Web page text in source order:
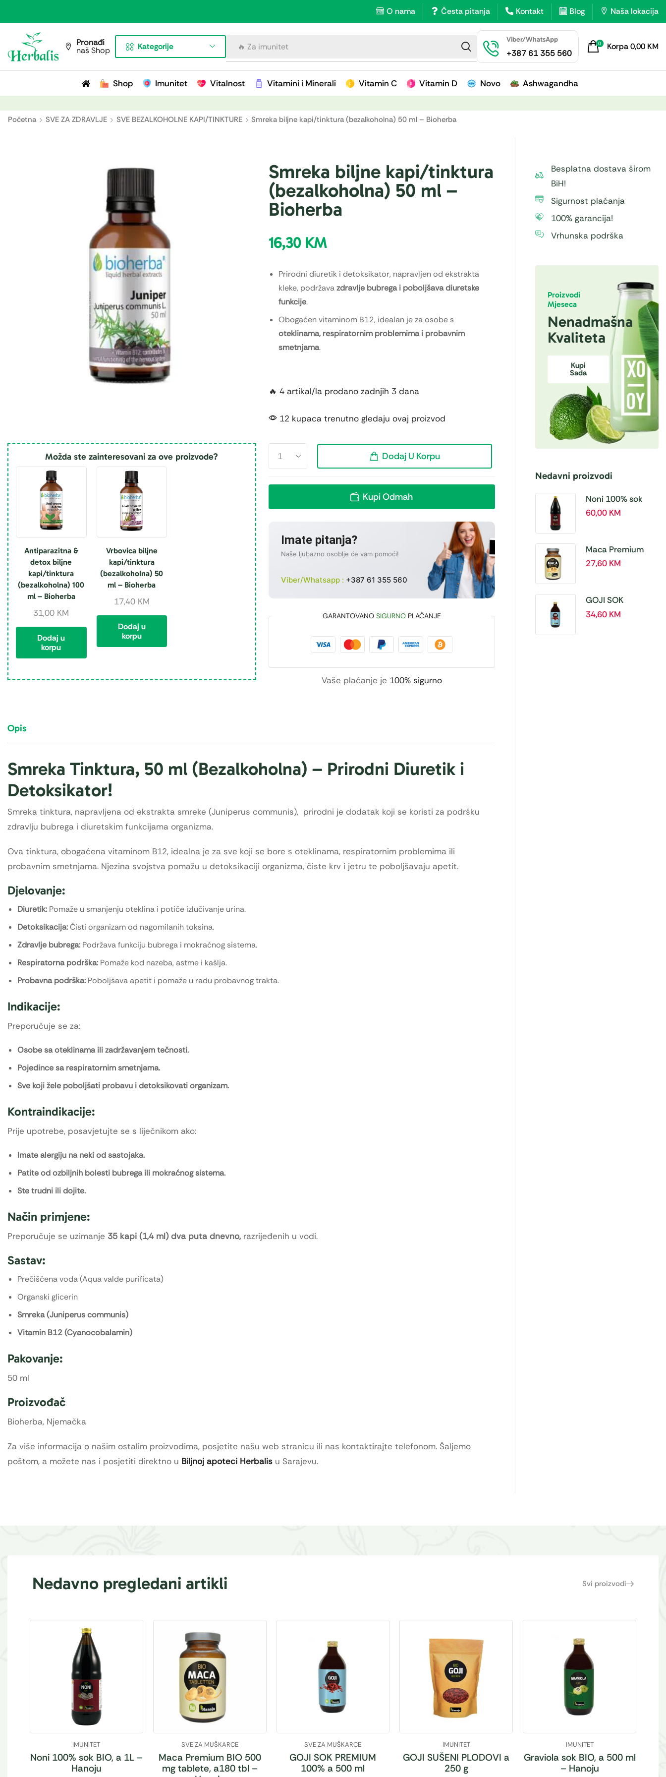
O nama Česta pitanja Kontakt Blog Naša lokacija
Pronađi
naš Shop Kategorije 🔥 Za imunitet
Viber/WhatsApp
+387 61 355 560
0 Korpa0,00 KM
Shop Imunitet Vitalnost Vitamini i Minerali Vitamin C Vitamin D Novo Ashwagandha
Početna SVE ZA ZDRAVLJE SVE BEZALKOHOLNE KAPI/TINKTURE Smreka biljne kapi/tinktura (bezalkoholna) 50 ml – Bioherba
Možda ste zainteresovani za ove proizvode?
Antiparazitna &
detox biljne
kapi/tinktura
(bezalkoholna) 100
ml – Bioherba
31,00 KM
Dodaj u
korpu
Vrbovica biljne
kapi/tinktura
(bezalkoholna) 50
ml – Bioherba
17,40 KM
Dodaj u
korpu
Smreka biljne kapi/tinktura
(bezalkoholna) 50 ml –
Bioherba
16,30 KM
Prirodni diuretik i detoksikator, napravljen od ekstrakta
kleke, podržavazdravlje bubrega i poboljšava diuretske
funkcije.
Obogaćen vitaminom B12, idealan je za osobe s
oteklinama, respiratornim problemima i probavnim
smetnjama.
🔥 4 artikal/la prodano zadnjih 3 dana
12 kupaca trenutno gledaju ovaj proizvod
Dodaj U Korpu
Kupi Odmah
Imate pitanja?
Naše ljubazno osoblje će vam pomoći!
Viber/Whatsapp : +387 61 355 560
GARANTOVANO SIGURNOPLAĆANJE
Vaše plaćanje je 100% sigurno
Opis
Smreka Tinktura, 50 ml (Bezalkoholna) – Prirodni Diuretik i
Detoksikator!
Smreka tinktura, napravljena od ekstrakta smreke (Juniperus communis), prirodni je dodatak koji se koristi za podršku
zdravlju bubrega i diuretskim funkcijama organizma.
Ova tinktura, obogaćena vitaminom B12, idealna je za sve koji se bore s oteklinama, respiratornim problemima ili
probavnim smetnjama. Njezina svojstva pomažu u detoksikaciji organizma, čiste krv i jetru te poboljšavaju apetit.
Djelovanje:
Diuretik: Pomaže u smanjenju oteklina i potiče izlučivanje urina.
Detoksikacija:Čisti organizam od nagomilanih toksina.
Zdravlje bubrega: Podržava funkciju bubrega i mokraćnog sistema.
Respiratorna podrška: Pomaže kod nazeba, astme i kašlja.
Probavna podrška: Poboljšava apetit i pomaže u radu probavnog trakta.
Indikacije:
Preporučuje se za:
Osobe sa oteklinama ili zadržavanjem tečnosti.
Pojedince sa respiratornim smetnjama.
Sve koji žele poboljšati probavu i detoksikovati organizam.
Kontraindikacije:
Prije upotrebe, posavjetujte se s liječnikom ako:
Imate alergiju na neki od sastojaka.
Patite od ozbiljnih bolesti bubrega ili mokraćnog sistema.
Ste trudni ili dojite.
Način primjene:
Preporučuje se uzimanje 35 kapi (1,4 ml) dva puta dnevno, razrijeđenih u vodi.
Sastav:
Prečišćena voda (Aqua valde purificata)
Organski glicerin
Smreka (Juniperus communis)
Vitamin B12 (Cyanocobalamin)
Pakovanje:
50 ml
Proizvođač
Bioherba, Njemačka
Za više informacija o našim ostalim proizvodima, posjetite našu web stranicu ili nas kontaktirajte telefonom. Šaljemo
poštom, a možete nas i posjetiti direktno u Biljnoj apoteci Herbalis u Sarajevu.
Besplatna dostava širom
BiH!
Sigurnost plaćanja
100% garancija!
Vrhunska podrška
Proizvodi
Mjeseca
Nenadmašna
Kvaliteta
Kupi
Sada
Nedavni proizvodi
Noni 100% sok
BIO, a 1L – Hanoju
60,00 KM
Maca Premium
BIO 500 mg
27,60 KM
GOJI SOK
PREMIUM 100% a
34,60 KM
Nedavno pregledani artikli Svi proizvodi
IMUNITET
Noni 100% sok BIO, a 1L –
Hanoju
SVE ZA MUŠKARCE
Maca Premium BIO 500
mg tablete, a180 tbl –
SVE ZA MUŠKARCE
GOJI SOK PREMIUM
100% a 500 ml
IMUNITET
GOJI SUŠENI PLODOVI a
250 g
IMUNITET
Graviola sok BIO, a 500 ml
– Hanoju